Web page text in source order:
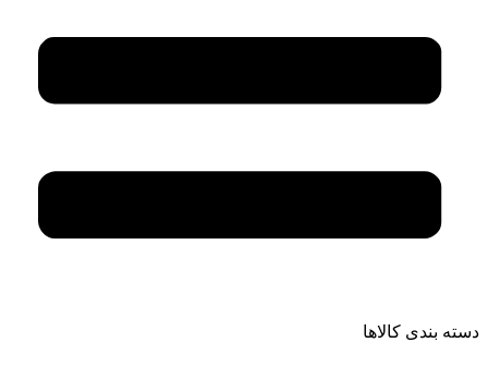
دسته بندی کالاها